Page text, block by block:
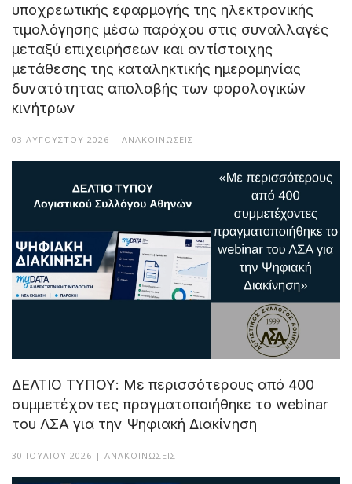
υποχρεωτικής εφαρμογής της ηλεκτρονικής
τιμολόγησης μέσω παρόχου στις συναλλαγές
μεταξύ επιχειρήσεων και αντίστοιχης
μετάθεσης της καταληκτικής ημερομηνίας
δυνατότητας απολαβής των φορολογικών
κινήτρων
03 ΑΥΓΟΎΣΤΟΥ 2026 | ΑΝΑΚΟΙΝΏΣΕΙΣ
ΔΕΛΤΙΟ ΤΥΠΟΥ: Με περισσότερους από 400
συμμετέχοντες πραγματοποιήθηκε το webinar
του ΛΣΑ για την Ψηφιακή Διακίνηση
30 ΙΟΥΛΊΟΥ 2026 | ΑΝΑΚΟΙΝΏΣΕΙΣ